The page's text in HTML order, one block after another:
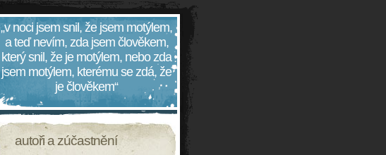
„v noci jsem snil, že jsem motýlem,
a teď nevím, zda jsem člověkem,
který snil, že je motýlem, nebo zda
jsem motýlem, kterému se zdá, že
je člověkem“
autoři a zúčastnění